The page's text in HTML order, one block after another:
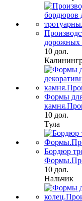
дорожных
10 дол.
Формы для
10 дол.
Тула
Бордюр
10 дол.
Нальчик